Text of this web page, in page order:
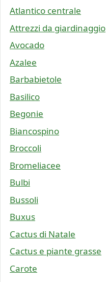
Atlantico centrale
Attrezzi da giardinaggio
Avocado
Azalee
Barbabietole
Basilico
Begonie
Biancospino
Broccoli
Bromeliacee
Bulbi
Bussoli
Buxus
Cactus di Natale
Cactus e piante grasse
Carote